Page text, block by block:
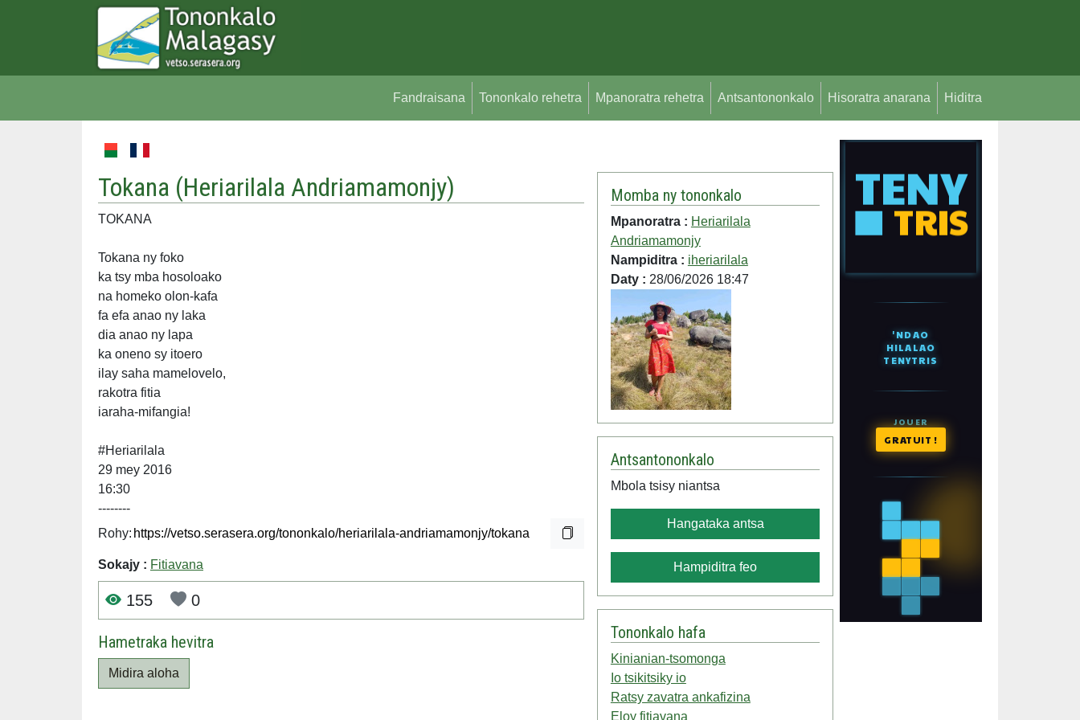
Fandraisana Tononkalo rehetra Mpanoratra rehetra Antsantononkalo Hisoratra anarana Hiditra
Tokana (Heriarilala Andriamamonjy)
TOKANA
Tokana ny foko
ka tsy mba hosoloako
na homeko olon-kafa
fa efa anao ny laka
dia anao ny lapa
ka oneno sy itoero
ilay saha mamelovelo,
rakotra fitia
iaraha-mifangia!
#Heriarilala
29 mey 2016
16:30
--------
Rohy:
Sokajy : Fitiavana
155 0
Hametraka hevitra
Midira aloha
Momba ny tononkalo
Mpanoratra : Heriarilala
Andriamamonjy
Nampiditra : iheriarilala
Daty : 28/06/2026 18:47
Antsantononkalo
Mbola tsisy niantsa
Hangataka antsa
Hampiditra feo
Tononkalo hafa
Kinianian-tsomonga
Io tsikitsiky io
Ratsy zavatra ankafizina
Eloy fitiavana